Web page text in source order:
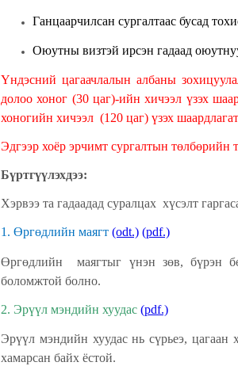
Ганцаарчилсан сургалтаас бусад
Оюутны визтэй ирсэн гадаад оюут
Үндэсний цагаачлалын албаны
долоо хоног (30 цаг)-ийн хичээл үзэх
хоногийн хичээл (120 цаг) үзэх
Эдгээр хоёр эрчимт сургалтын төлбөрийн
Бүртгүүлэхдээ:
Хэрвээ та гадаадад суралцах хүсэлт
1. Өргөдлийн маягт (odt.) (pdf.)
Өргөдлийн
маягтыг үнэн зөв, бүрэн
боломжтой болно.
2. Эрүүл мэндийн хуудас (pdf.)
Эрүүл мэндийн хуудас нь сүрьеэ, цагаан
хамарсан байх ёстой.